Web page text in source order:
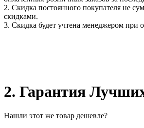
2. Скидка постоянного покупателя не
скидками.
3. Скидка будет учтена менеджером при
2. Гарантия
Нашли этот же товар дешевле?